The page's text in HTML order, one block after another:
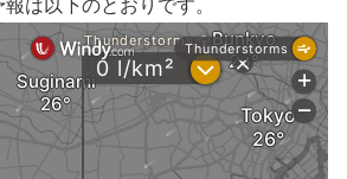
は以下のとおりです。